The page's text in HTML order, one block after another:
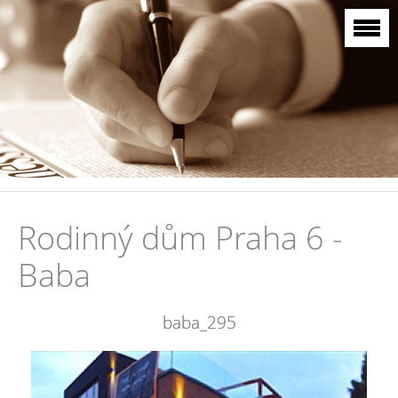
Rodinný dům Praha 6 -
Baba
baba_295